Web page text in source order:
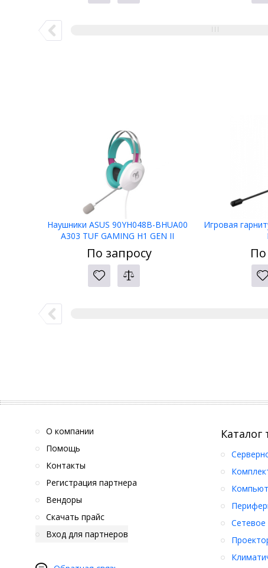
Наушники ASUS 90YH048B-BHUA00
A303 TUF GAMING H1 GEN II
По запросу
Игровая
По
О компании
Помощь
Контакты
Регистрация партнера
Вендоры
Скачать прайс
Вход для партнеров
Каталог
Сетевое